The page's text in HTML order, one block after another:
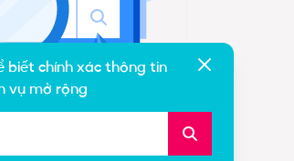
biết chính xác thông tin
vụ mở rộng